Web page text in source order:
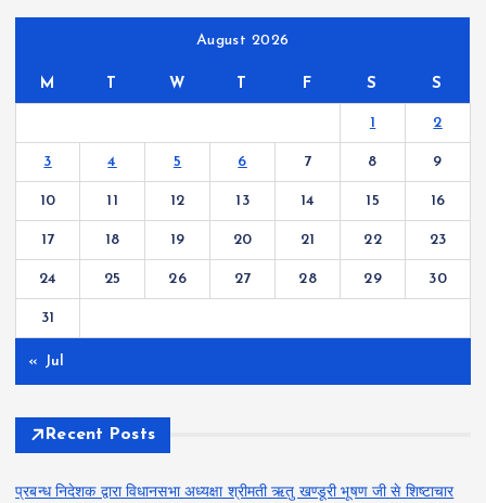
August 2026
M T W T F S S
1 2
3 4 5 6 7 8 9
10 11 12 13 14 15 16
17 18 19 20 21 22 23
24 25 26 27 28 29 30
31
« Jul
Recent Posts
प्रबन्ध निदेशक द्वारा विधानसभा अध्यक्षा श्रीमती ऋतु खण्डूरी भूषण जी से शिष्टाचार